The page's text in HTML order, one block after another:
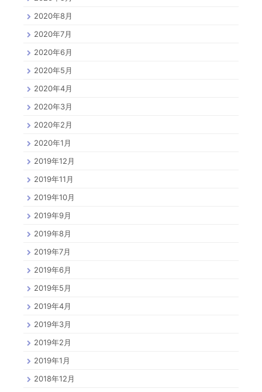
2020年8月
2020年7月
2020年6月
2020年5月
2020年4月
2020年3月
2020年2月
2020年1月
2019年12月
2019年11月
2019年10月
2019年9月
2019年8月
2019年7月
2019年6月
2019年5月
2019年4月
2019年3月
2019年2月
2019年1月
2018年12月